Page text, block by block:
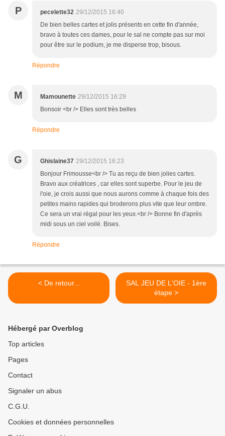
P pecelette32 29/12/2015 16:40
De bien belles cartes et jolis présents en cette fin d'année,
bravo à toutes ces dames, pour le sal ne compte pas sur moi
pour être sur le podium, je me disperse trop, bisous.
Répondre
M Mamounette 29/12/2015 16:29
Bonsoir <br /> Elles sont très belles
Répondre
G Ghislaine37 29/12/2015 16:23
Bonjour Frimousse<br /> Tu as reçu de bien jolies cartes.
Bravo aux créatrices , car elles sont superbe. Pour le jeu de
l'oie, je crois aussi que nous aurons comme à chaque fois des
petites mains rapides qui broderons plus vite que leur ombre.
Ce sera un vrai régal pour les yeux.<br /> Bonne fin d'après
midi sous un ciel voilé. Bises.
Répondre
< De retour...
SAL JEU DE L'OIE - 1ère
étape >
Hébergé par Overblog
Top articles
Pages
Contact
Signaler un abus
C.G.U.
Cookies et données personnelles